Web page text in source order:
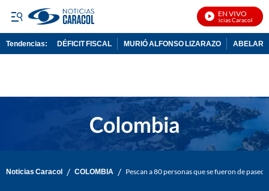
EN VIVO
Noticias Caracol En
Tendencias: DÉFICIT FISCAL MURIÓ ALFONSO LIZARAZO
Noticias Caracol / COLOMBIA / Pescan a 80 personas que se fueron de